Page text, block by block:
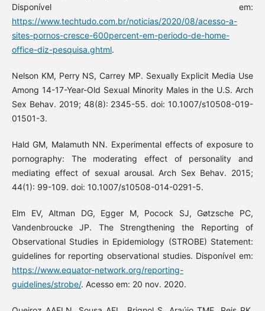
Disponível em:
https://www.techtudo.com.br/noticias/2020/08/acesso-a-
sites-pornos-cresce-600percent-em-periodo-de-home-
office-diz-pesquisa.ghtml.
Nelson KM, Perry NS, Carrey MP. Sexually Explicit Media Use
Among 14-17-Year-Old Sexual Minority Males in the U.S. Arch
Sex Behav. 2019; 48(8): 2345-55. doi: 10.1007/s10508-019-
01501-3.
Hald GM, Malamuth NN. Experimental effects of exposure to
pornography: The moderating effect of personality and
mediating effect of sexual arousal. Arch Sex Behav. 2015;
44(1): 99-109. doi: 10.1007/s10508-014-0291-5.
Elm EV, Altman DG, Egger M, Pocock SJ, Gøtzsche PC,
Vandenbroucke JP. The Strengthening the Reporting of
Observational Studies in Epidemiology (STROBE) Statement:
guidelines for reporting observational studies. Disponível em:
https://www.equator-network.org/reporting-
guidelines/strobe/. Acesso em: 20 nov. 2020.